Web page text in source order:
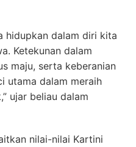
hidupkan dalam diri kita
Ketekunan dalam
maju, serta keberanian
utama dalam meraih
ujar beliau dalam
nilai-nilai Kartini